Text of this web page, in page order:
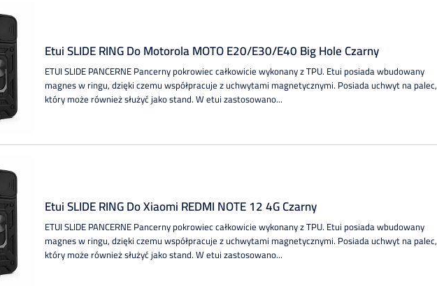
Etui SLIDE RING Do Motorola MOTO E20/E30/E40 Big Hole Czarny
ETUI SLIDE PANCERNE Pancerny pokrowiec całkowicie wykonany z TPU. Etui posiada wbudowany
magnes w ringu, dzięki czemu współpracuje z uchwytami magnetycznymi. Posiada uchwyt na palec,
który może również służyć jako stand. W etui zastosowano...
Etui SLIDE RING Do Xiaomi REDMI NOTE 12 4G Czarny
ETUI SLIDE PANCERNE Pancerny pokrowiec całkowicie wykonany z TPU. Etui posiada wbudowany
magnes w ringu, dzięki czemu współpracuje z uchwytami magnetycznymi. Posiada uchwyt na palec,
który może również służyć jako stand. W etui zastosowano...